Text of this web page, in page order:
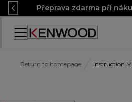
Skip
to
Content
Přeprava zdarma při
Accessibility
Return to homepage Instruction